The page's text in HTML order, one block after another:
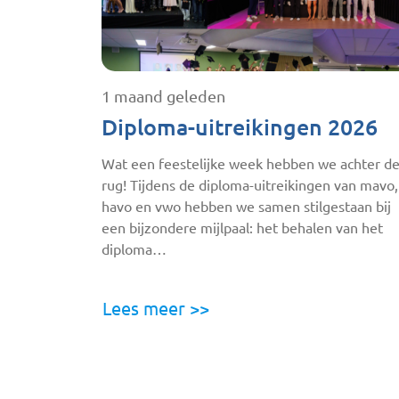
1 maand geleden
Diploma-uitreikingen 2026
Wat een feestelijke week hebben we achter de
rug! Tijdens de diploma-uitreikingen van mavo,
havo en vwo hebben we samen stilgestaan bij
een bijzondere mijlpaal: het behalen van het
diploma…
Lees meer >>